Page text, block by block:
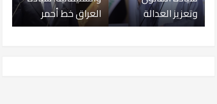
وتعزيز العدالة
العراق خط أحمر